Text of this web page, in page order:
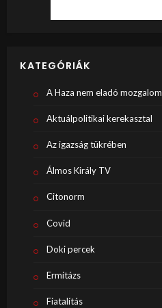
KATEGÓRIÁK
A Haza nem eladó mozgalom
Aktuálpolitikai kerekasztal
Az igazság tükrében
Álmos Király TV
Citonorm
Covid
Doki percek
Ermitázs
Fiatalítás